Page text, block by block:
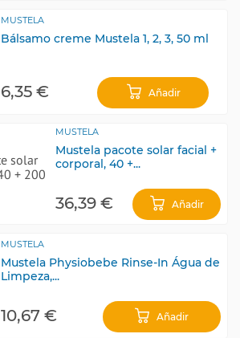
MUSTELA
Bálsamo creme Mustela 1, 2, 3, 50 ml
6,35 € Añadir
MUSTELA
Mustela pacote solar facial +
corporal, 40 +...
36,39 € Añadir
MUSTELA
Mustela Physiobebe Rinse-In Água de
Limpeza,...
10,67 € Añadir